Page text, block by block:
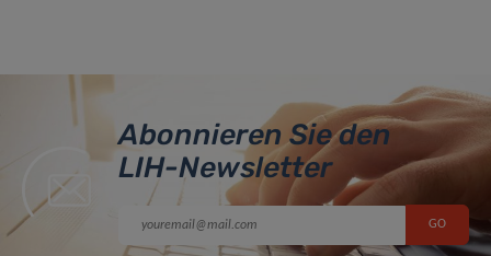
Abonnieren Sie den
LIH-Newsletter